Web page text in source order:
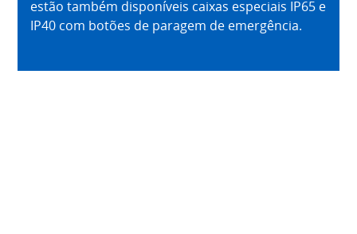
estão também disponíveis caixas especiais IP65 e
IP40 com botões de paragem de emergência.